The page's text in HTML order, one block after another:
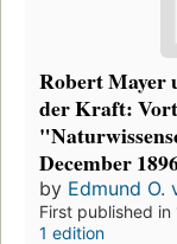
Robert Mayer
der Kraft:
December
by Edmund O.
First published in
1 edition